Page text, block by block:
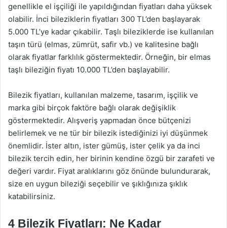
genellikle el işçiliği ile yapıldığından fiyatları daha yüksek
olabilir. İnci bileziklerin fiyatları 300 TL’den başlayarak
5.000 TL’ye kadar çıkabilir. Taşlı bileziklerde ise kullanılan
taşın türü (elmas, zümrüt, safir vb.) ve kalitesine bağlı
olarak fiyatlar farklılık göstermektedir. Örneğin, bir elmas
taşlı bileziğin fiyatı 10.000 TL’den başlayabilir.
Bilezik fiyatları, kullanılan malzeme, tasarım, işçilik ve
marka gibi birçok faktöre bağlı olarak değişiklik
göstermektedir. Alışveriş yapmadan önce bütçenizi
belirlemek ve ne tür bir bilezik istediğinizi iyi düşünmek
önemlidir. İster altın, ister gümüş, ister çelik ya da inci
bilezik tercih edin, her birinin kendine özgü bir zarafeti ve
değeri vardır. Fiyat aralıklarını göz önünde bulundurarak,
size en uygun bileziği seçebilir ve şıklığınıza şıklık
katabilirsiniz.
4 Bilezik Fiyatları: Ne Kadar